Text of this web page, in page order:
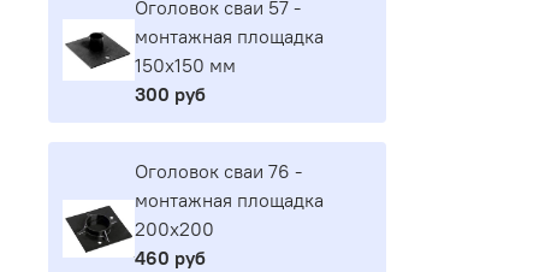
Оголовок сваи 57 -
монтажная площадка
150х150 мм
300 руб
Оголовок сваи 76 -
монтажная площадка
200х200
460 руб